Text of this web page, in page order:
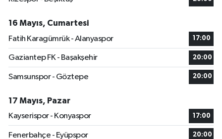
16 Mayıs, Cumartesi
Fatih Karagümrük - Alanyaspor
17:00
Gaziantep FK - Başakşehir 20:00
Samsunspor - Göztepe 20:00
17 Mayıs, Pazar
Kayserispor - Konyaspor
17:00
Fenerbahçe - Eyüpspor 20:00